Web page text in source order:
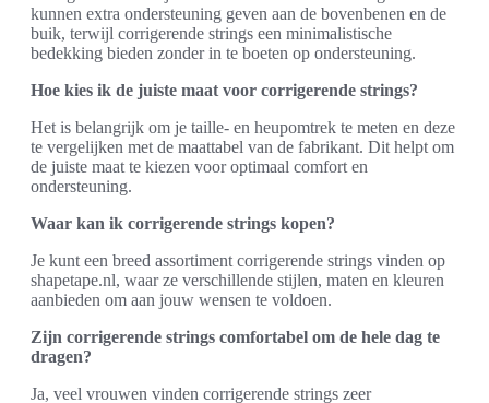
kunnen extra ondersteuning geven aan de bovenbenen en de
buik, terwijl corrigerende strings een minimalistische
bedekking bieden zonder in te boeten op ondersteuning.
Hoe kies ik de juiste maat voor corrigerende strings?
Het is belangrijk om je taille- en heupomtrek te meten en deze
te vergelijken met de maattabel van de fabrikant. Dit helpt om
de juiste maat te kiezen voor optimaal comfort en
ondersteuning.
Waar kan ik corrigerende strings kopen?
Je kunt een breed assortiment corrigerende strings vinden op
shapetape.nl, waar ze verschillende stijlen, maten en kleuren
aanbieden om aan jouw wensen te voldoen.
Zijn corrigerende strings comfortabel om de hele dag te
dragen?
Ja, veel vrouwen vinden corrigerende strings zeer